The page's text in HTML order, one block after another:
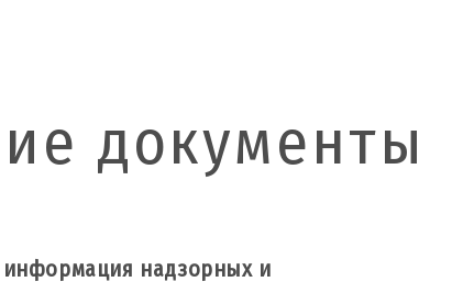
документы
информация надзорных и